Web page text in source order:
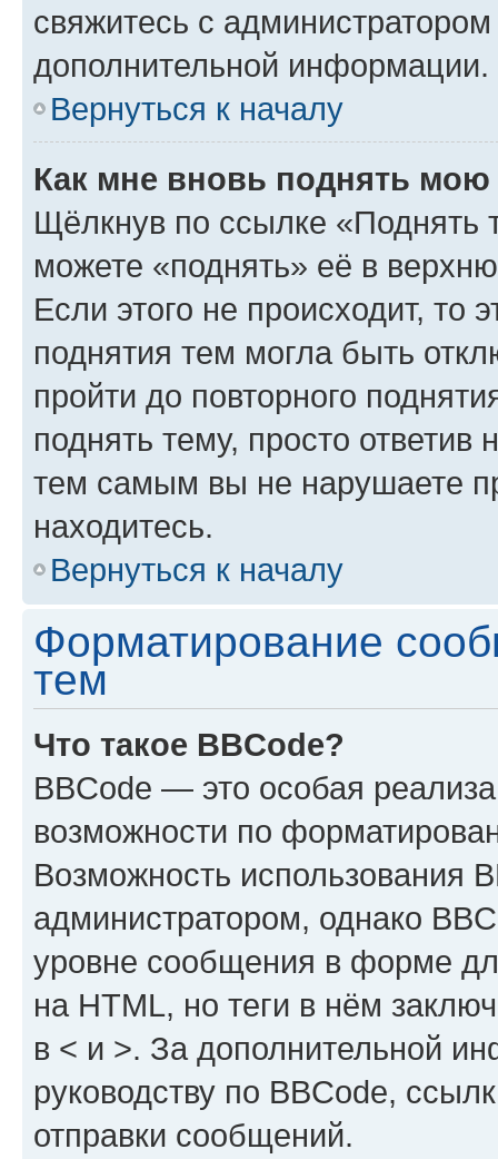
свяжитесь с
дополнительной информации.
Вернуться к началу
Как мне вновь поднять мою
Щёлкнув по ссылке «Поднять
можете «поднять» её в
Если этого не происходит, то
поднятия тем могла быть
пройти до повторного
поднять тему, просто ответив
тем самым вы не нарушаете
находитесь.
Вернуться к началу
Форматирование
тем
Что такое BBCode?
BBCode — это особая
возможности по
Возможность использования
администратором, однако
уровне сообщения в форме
на HTML, но теги в нём
в < и >. За дополнительной
руководству по BBCode,
отправки сообщений.